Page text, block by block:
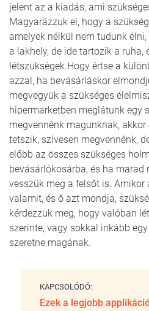
jelent az a kiadás, ami
Magyarázzuk el, hogy a
amelyek nélkül nem tudunk
a lakhely, de ide tartozik a ruha,
létszükségek.Hogy értse a
azzal, ha bevásárláskor
megvegyük a szükséges
hipermarketben meglátunk egy
megvennénk magunknak,
tetszik, szívesen megvennénk,
előbb az összes szükséges
bevásárlókosárba, és ha marad
vesszük meg a felsőt is. Amikor
valamit, és ő azt mondja,
kérdezzük meg, hogy valóban
szerinte, vagy sokkal inkább
szeretne magának.
KAPCSOLÓDÓ:
Ezek a legjobb